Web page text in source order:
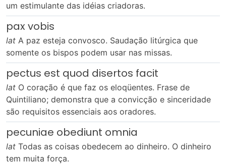
um estimulante das idéias criadoras.
pax vobis
lat A paz esteja convosco. Saudação litúrgica que
somente os bispos podem usar nas missas.
pectus est quod disertos facit
lat O coração é que faz os eloqüentes. Frase de
Quintiliano; demonstra que a convicção e sinceridade
são requisitos essenciais aos oradores.
pecuniae obediunt omnia
lat Todas as coisas obedecem ao dinheiro. O dinheiro
tem muita força.